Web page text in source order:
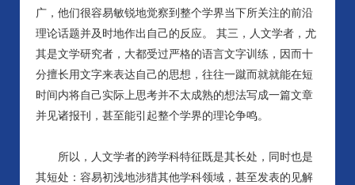
广，他们很容易敏锐地觉察到整个学界当下所关注的前沿
理论话题并及时地作出自己的反应。 其三，人文学者，尤
其是文学研究者，大都受过严格的语言文字训练，因而十
分擅长用文字来表达自己的思想，往往一蹴而就就能在短
时间内将自己实际上思考并不太成熟的想法写成一篇文章
并见诸报刊，甚至能引起整个学界的理论争鸣。
所以，人文学者的跨学科特征既是其长处，同时也是
其短处：容易初浅地涉猎其他学科领域，甚至发表的见解